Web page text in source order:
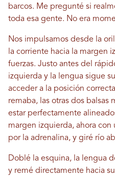
barcos. Me pregunté si
toda esa gente. No era
Nos impulsamos desde la
la corriente hacia la margen
fuerzas. Justo antes del
izquierda y la lengua sigue
acceder a la posición
remaba, las otras dos balsas
estar perfectamente
margen izquierda, ahora
por la adrenalina, y giré río
Doblé la esquina, la lengua
y remé directamente hacia